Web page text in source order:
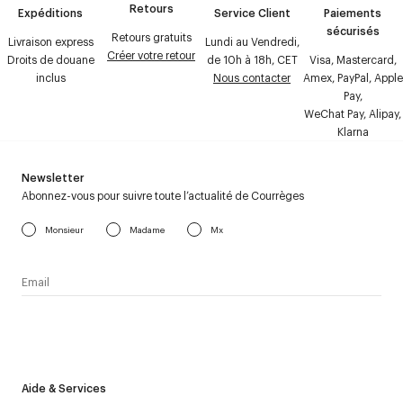
Expéditions
Livraison express
Droits de douane
inclus
Retours
Retours gratuits
Créer votre retour
Service Client
Lundi au Vendredi,
de 10h à 18h, CET
Nous contacter
Paiements
sécurisés
Visa, Mastercard,
Amex, PayPal, Apple
Pay,
WeChat Pay, Alipay,
Klarna
Aide & Services
Newsletter
Abonnez-vous pour suivre toute l’actualité de Courrèges
Monsieur Madame Mx